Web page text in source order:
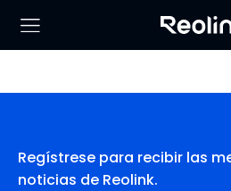
Regístrese para recibir las
noticias de Reolink.